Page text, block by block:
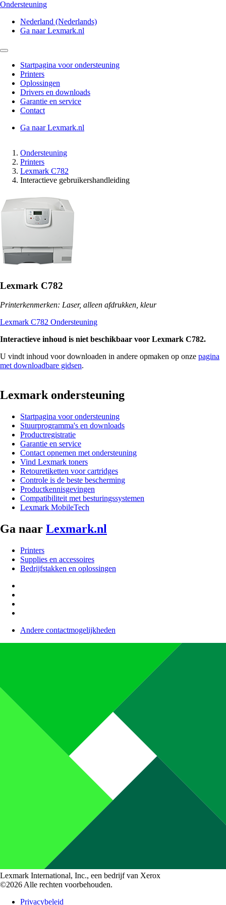
Ondersteuning
Nederland (Nederlands)
Ga naar Lexmark.nl
Startpagina voor ondersteuning
Printers
Oplossingen
Drivers en downloads
Garantie en service
Contact
Ga naar Lexmark.nl
Ondersteuning
Printers
Lexmark C782
Interactieve gebruikershandleiding
Lexmark C782
Printerkenmerken: Laser, alleen afdrukken, kleur
Lexmark C782 Ondersteuning
Interactieve inhoud is niet beschikbaar voor Lexmark C782.
U vindt inhoud voor downloaden in andere opmaken op onze pagina
met downloadbare gidsen.
Lexmark ondersteuning
Startpagina voor ondersteuning
Stuurprogramma's en downloads
Productregistratie
Garantie en service
Contact opnemen met ondersteuning
Vind Lexmark toners
Retouretiketten voor cartridges
Controle is de beste bescherming
Productkennisgevingen
Compatibiliteit met besturingssystemen
Lexmark MobileTech
Ga naar Lexmark.nl
Printers
Supplies en accessoires
Bedrijfstakken en oplossingen
Andere contactmogelijkheden
Lexmark International, Inc., een bedrijf van Xerox
©2026 Alle rechten voorbehouden.
Privacybeleid